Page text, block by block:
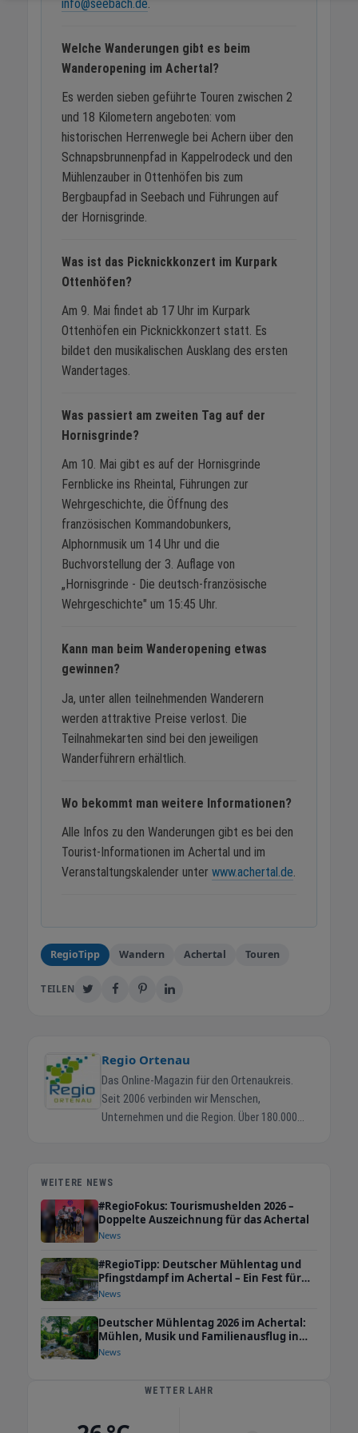
info@seebach.de.
Welche Wanderungen gibt es beim
Wanderopening im Achertal?
Es werden sieben geführte Touren zwischen 2
und 18 Kilometern angeboten: vom
historischen Herrenwegle bei Achern über den
Schnapsbrunnenpfad in Kappelrodeck und den
Mühlenzauber in Ottenhöfen bis zum
Bergbaupfad in Seebach und Führungen auf
der Hornisgrinde.
Was ist das Picknickkonzert im Kurpark
Ottenhöfen?
Am 9. Mai findet ab 17 Uhr im Kurpark
Ottenhöfen ein Picknickkonzert statt. Es
bildet den musikalischen Ausklang des ersten
Wandertages.
Was passiert am zweiten Tag auf der
Hornisgrinde?
Am 10. Mai gibt es auf der Hornisgrinde
Fernblicke ins Rheintal, Führungen zur
Wehrgeschichte, die Öffnung des
französischen Kommandobunkers,
Alphornmusik um 14 Uhr und die
Buchvorstellung der 3. Auflage von
„Hornisgrinde - Die deutsch-französische
Wehrgeschichte" um 15:45 Uhr.
Kann man beim Wanderopening etwas
gewinnen?
Ja, unter allen teilnehmenden Wanderern
werden attraktive Preise verlost. Die
Teilnahmekarten sind bei den jeweiligen
Wanderführern erhältlich.
Wo bekommt man weitere Informationen?
Alle Infos zu den Wanderungen gibt es bei den
Tourist-Informationen im Achertal und im
Veranstaltungskalender unter www.achertal.de.
RegioTipp Wandern Achertal Touren
TEILEN
Regio Ortenau
Das Online-Magazin für den Ortenaukreis.
Seit 2006 verbinden wir Menschen,
Unternehmen und die Region. Über 180.000
aktuelle Termine, Veranstaltungen, lokale
Angebote und Marktinformationen. Betrieben
wird das Magazin von der Regio Media eG in
Abonnenten Größte regionale Community im
Ortenaukreis auf Facebook. 180.000 Leser
monatlich Ortenauer und darüber hinaus,
Tendenz steigend. Hohe Google-Sichtbarkeit
Eingebunden in ein bundesweites
Portalsystem für maximale Auffindbarkeit.
für Bürger und Unternehmen im Ortenaukreis.
Angebot ihre Reichweite: von kostenlosen
WEITERE NEWS
#RegioFokus: Tourismushelden 2026 –
Doppelte Auszeichnung für das Achertal
News
#RegioTipp: Deutscher Mühlentag und
Pfingstdampf im Achertal – Ein Fest für
die ganze Familie
News
Deutscher Mühlentag 2026 im Achertal:
Mühlen, Musik und Familienausflug in
Ottenhöfen und Seebach
News
WETTER LAHR